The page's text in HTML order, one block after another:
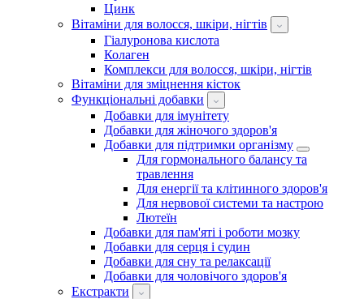
Цинк
Вітаміни для волосся, шкіри, нігтів
Гіалуронова кислота
Колаген
Комплекси для волосся, шкіри, нігтів
Вітаміни для зміцнення кісток
Функціональні добавки
Добавки для імунітету
Добавки для жіночого здоров'я
Добавки для підтримки організму
Для гормонального балансу та
травлення
Для енергії та клітинного здоров'я
Для нервової системи та настрою
Лютеїн
Добавки для пам'яті і роботи мозку
Добавки для серця і судин
Добавки для сну та релаксації
Добавки для чоловічого здоров'я
Екстракти